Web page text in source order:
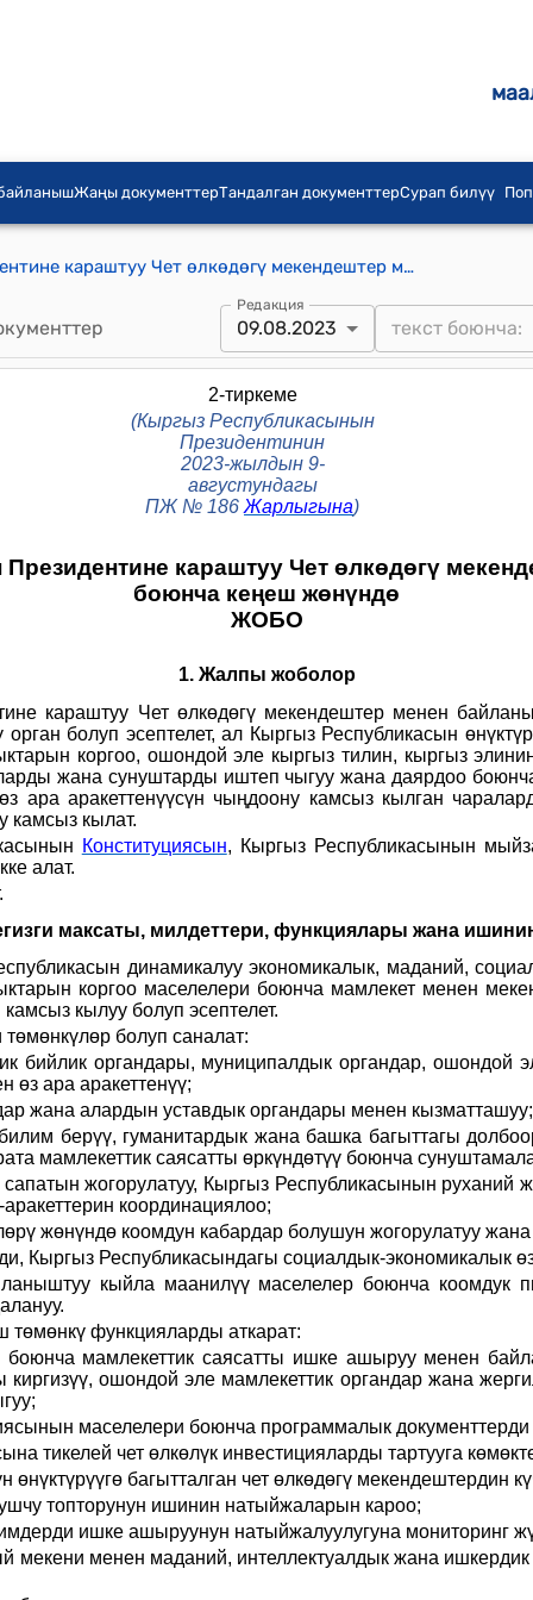
Жаңы документтерТандалган документтерСурап билүү
Кыргыз Республикасынын Президентине караштуу Чет өлкөдөгү мекендештер менен байланыштар боюнча кеңеш жөнүндө жобо (Кыргыз Республикасынын Президентинин 2023-жылдын 9-августундагы ПЖ № 186 Жарлыгына)
Редакция
09.08.2023